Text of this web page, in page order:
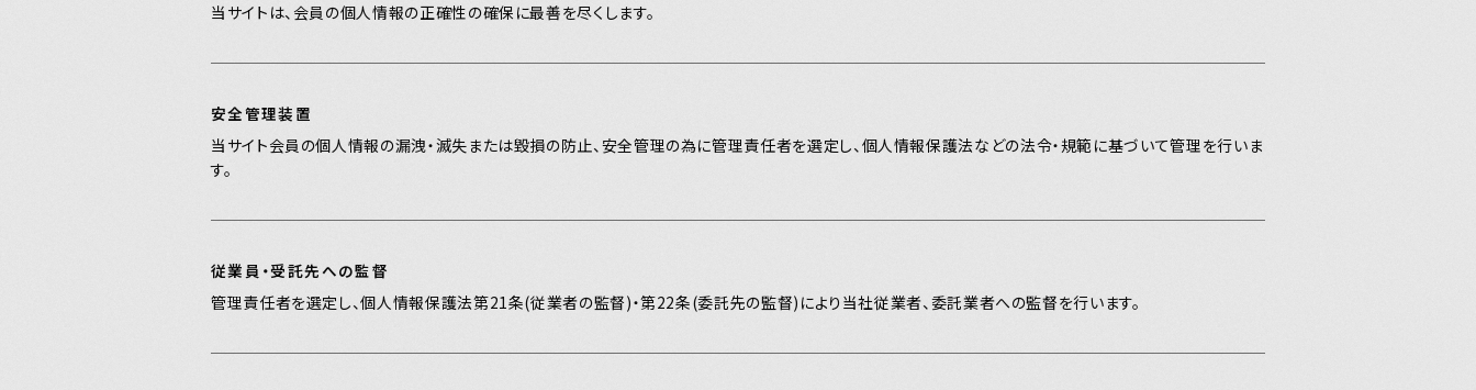
別冊 橋本学左脳読本
メキ麺記ギルティ
すどこまレディオ
東の頑張り日記
当サイトは、会員の個人情報の正確性の確保に最善を尽くします。
安全管理装置
当サイト会員の個人情報の漏洩・滅失または毀損の防止、安全管理の為に管理責任者を選定し、個人情報保護法などの法令・規範に基づいて管理を行いま
す。
従業員・受託先への監督
管理責任者を選定し、個人情報保護法第21条(従業者の監督)・第22条(委託先の監督)により当社従業者、委託業者への監督を行います。